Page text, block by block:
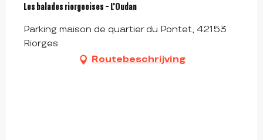
Les balades riorgeoises - L'Oudan
Parking maison de quartier du Pontet, 42153
Riorges
Routebeschrijving